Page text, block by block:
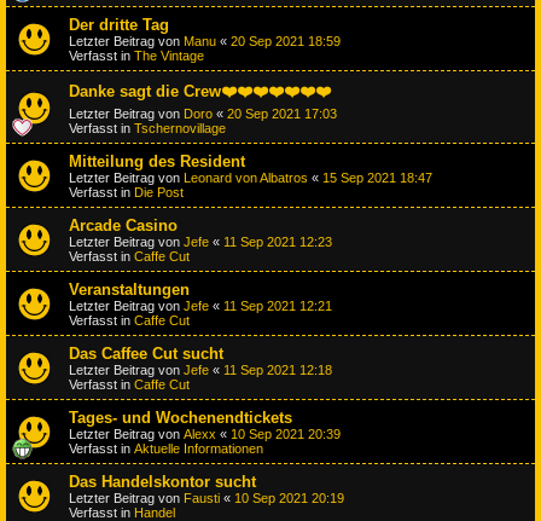
Der dritte Tag
Letzter Beitrag von Manu « 20 Sep 2021 18:59
Verfasst in The Vintage
Danke sagt die Crew❤️❤️❤️❤️❤️❤️❤️
Letzter Beitrag von Doro « 20 Sep 2021 17:03
Verfasst in Tschernovillage
Mitteilung des Resident
Letzter Beitrag von Leonard von Albatros « 15 Sep 2021 18:47
Verfasst in Die Post
Arcade Casino
Letzter Beitrag von Jefe « 11 Sep 2021 12:23
Verfasst in Caffe Cut
Veranstaltungen
Letzter Beitrag von Jefe « 11 Sep 2021 12:21
Verfasst in Caffe Cut
Das Caffee Cut sucht
Letzter Beitrag von Jefe « 11 Sep 2021 12:18
Verfasst in Caffe Cut
Tages- und Wochenendtickets
Letzter Beitrag von Alexx « 10 Sep 2021 20:39
Verfasst in Aktuelle Informationen
Das Handelskontor sucht
Letzter Beitrag von Fausti « 10 Sep 2021 20:19
Verfasst in Handel